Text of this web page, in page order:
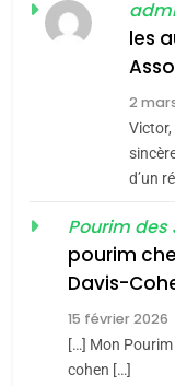
les
2
d’un
Pourim des
pourim
Davis-
15 février 2026
[…] Mon
cohen […]